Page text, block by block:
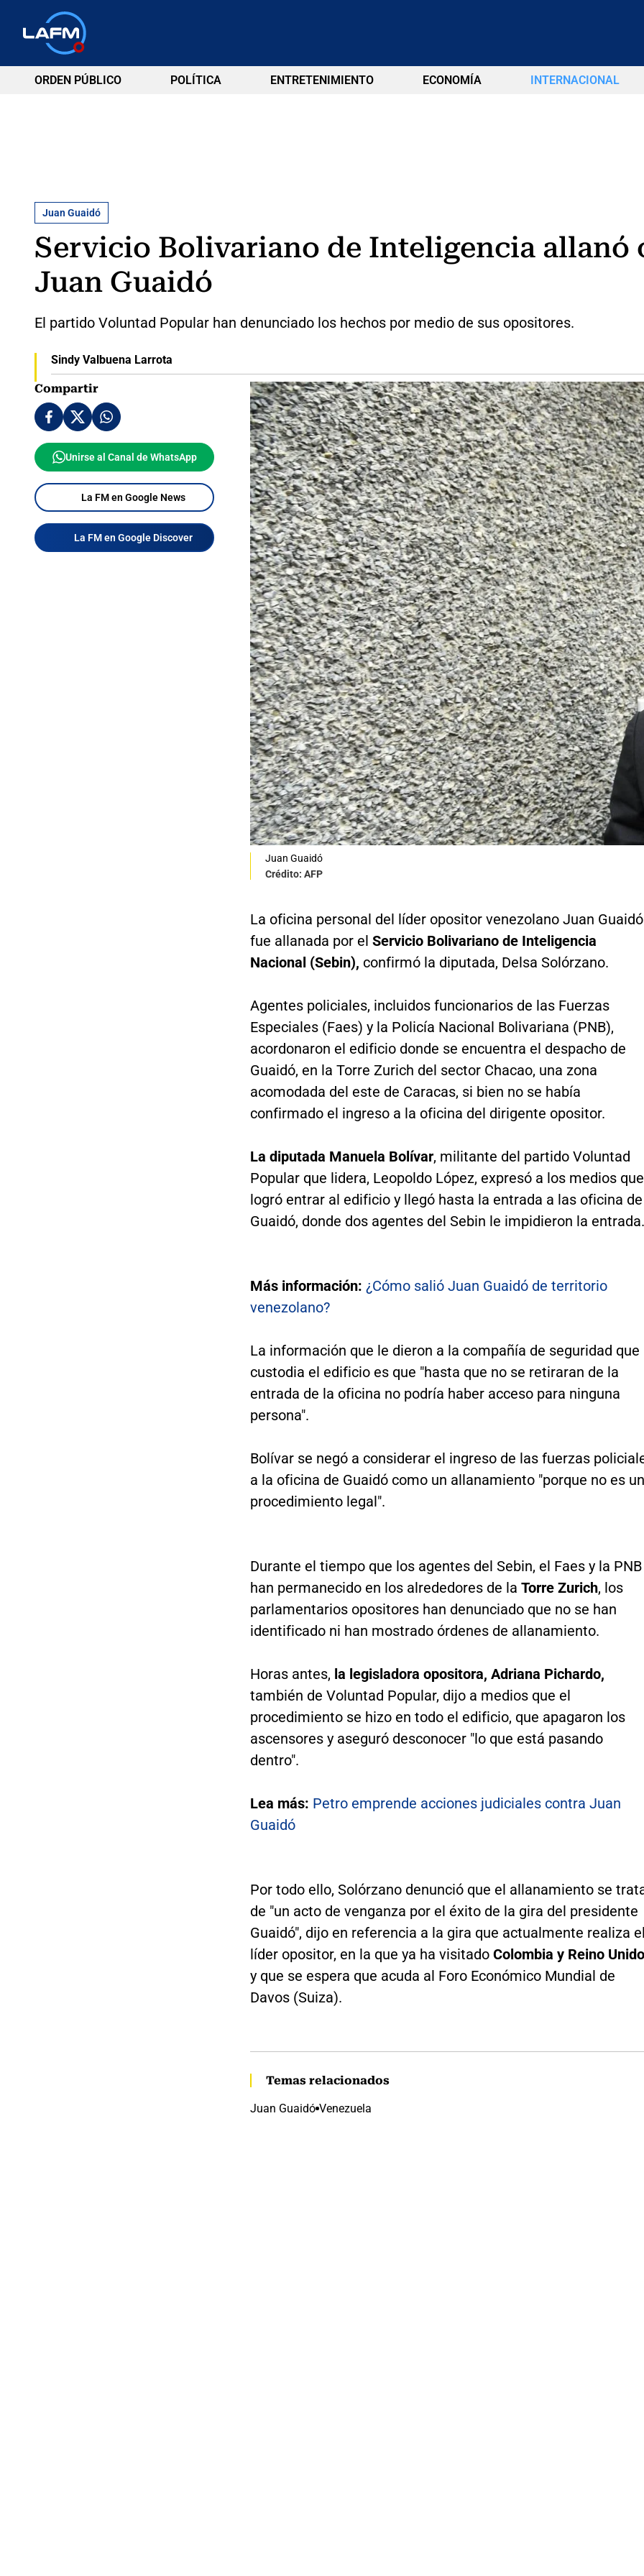
ORDEN PÚBLICO POLÍTICA ENTRETENIMIENTO ECONOMÍA INTERNACIONAL
Juan Guaidó
Servicio Bolivariano de Inteligencia allanó
Juan Guaidó
El partido Voluntad Popular han denunciado los hechos por medio de sus opositores.
Sindy Valbuena Larrota
Compartir
Unirse al Canal de WhatsApp
La FM en Google News
La FM en Google Discover
Juan Guaidó
Crédito: AFP
La oficina personal del líder opositor venezolano Juan Guaidó
fue allanada por el Servicio Bolivariano de Inteligencia
Nacional (Sebin), confirmó la diputada, Delsa Solórzano.
Agentes policiales, incluidos funcionarios de las Fuerzas
Especiales (Faes) y la Policía Nacional Bolivariana (PNB),
acordonaron el edificio donde se encuentra el despacho de
Guaidó, en la Torre Zurich del sector Chacao, una zona
acomodada del este de Caracas, si bien no se había
confirmado el ingreso a la oficina del dirigente opositor.
La diputada Manuela Bolívar, militante del partido Voluntad
Popular que lidera, Leopoldo López, expresó a los medios que
logró entrar al edificio y llegó hasta la entrada a las oficina de
Guaidó, donde dos agentes del Sebin le impidieron la entrada.
Más información: ¿Cómo salió Juan Guaidó de territorio
venezolano?
La información que le dieron a la compañía de seguridad que
custodia el edificio es que "hasta que no se retiraran de la
entrada de la oficina no podría haber acceso para ninguna
persona".
Bolívar se negó a considerar el ingreso de las fuerzas
a la oficina de Guaidó como un allanamiento "porque no es un
procedimiento legal".
Durante el tiempo que los agentes del Sebin, el Faes y la PNB
han permanecido en los alrededores de la Torre Zurich, los
parlamentarios opositores han denunciado que no se han
identificado ni han mostrado órdenes de allanamiento.
Horas antes, la legisladora opositora, Adriana Pichardo,
también de Voluntad Popular, dijo a medios que el
procedimiento se hizo en todo el edificio, que apagaron los
ascensores y aseguró desconocer "lo que está pasando
dentro".
Lea más: Petro emprende acciones judiciales contra Juan
Guaidó
Por todo ello, Solórzano denunció que el allanamiento se
de "un acto de venganza por el éxito de la gira del presidente
Guaidó", dijo en referencia a la gira que actualmente realiza
líder opositor, en la que ya ha visitado Colombia y Reino Unido
y que se espera que acuda al Foro Económico Mundial de
Davos (Suiza).
Temas relacionados
Juan Guaidó Venezuela